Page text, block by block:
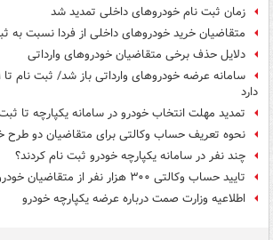
زمان ثبت نام خودروهای داخلی تمدید شد
متقاضیان خرید خودروهای داخلی از فردا نسبت به
دلایل حذف برخی متقاضیان خودروهای وارداتی
دارد
تمدید مهلت انتخاب خودرو در سامانه یکپارچه تا
نحوه تعریف حساب وکالتی برای متقاضیان دو طرح
چند نفر در سامانه یکپارچه خودرو ثبت نام کردند؟
تایید حساب وکالتی ۳۰۰ هزار نفر از متقاضیان خودرو در روز جمعه
اطلاعیه وزارت صمت درباره عرضه یکپارچه خودرو